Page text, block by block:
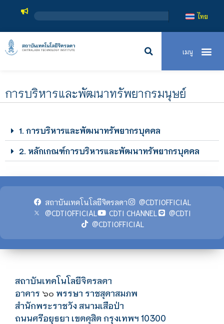
ไทย
การบริหารและพัฒนาทรัพยากรมนุษย์
1. การบริหารและพัฒนาทรัพยากรบุคคล
2. หลักเกณฑ์การบริหารและพัฒนาทรัพยากรบุคคล
สถาบันเทคโนโลยีจิตรลดา
@CDTIOFFICIAL
@CDTIOFFICIAL
CDTI CHANNEL
@CDTI
@CDTIOFFICIAL
สถาบันเทคโนโลยีจิตรลดา
อาคาร ๖๐ พรรษา ราชสุดาสมภพ
สำนักพระราชวัง สนามเสือป่า
ถนนศรีอยุธยา เขตดุสิต กรุงเทพฯ 10300